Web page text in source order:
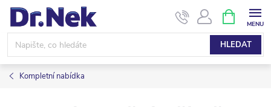
Přejít
obsah
HLEDAT
NÁKUPNÍ
KOŠÍK
Kompletní nabídka